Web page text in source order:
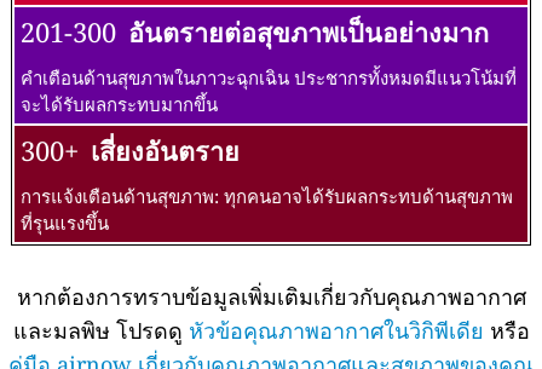
201-300 อันตรายต่อสุขภาพเป็นอย่างมาก
คำเตือนด้านสุขภาพในภาวะฉุกเฉิน ประชากรทั้งหมดมีแนวโน้มที่
จะได้รับผลกระทบมากขึ้น
300+ เสี่ยงอันตราย
การแจ้งเตือนด้านสุขภาพ: ทุกคนอาจได้รับผลกระทบด้านสุขภาพ
ที่รุนแรงขึ้น
หากต้องการทราบข้อมูลเพิ่มเติมเกี่ยวกับคุณภาพอากาศ
และมลพิษ โปรดดู หัวข้อคุณภาพอากาศในวิกิพีเดีย หรือ